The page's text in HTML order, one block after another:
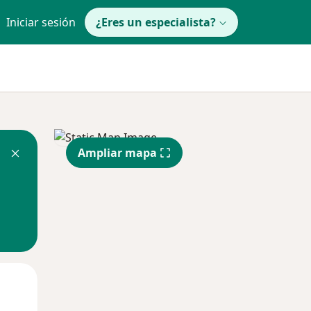
Iniciar sesión ¿Eres un especialista?
Ampliar mapa